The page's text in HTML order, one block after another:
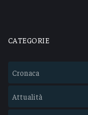
CATEGORIE
Cronaca
Attualità